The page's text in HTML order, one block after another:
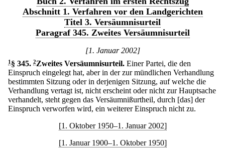
Abschnitt 1. Verfahren vor den Landgerichten
Titel 3. Versäumnisurteil
Paragraf 345. Zweites Versäumnisurteil
[1. Januar 2002]
1 § 345. 2Zweites Versäumnisurteil. Einer Partei, die den
Einspruch eingelegt hat, aber in der zur mündlichen Verhandlung
bestimmten Sitzung oder in derjenigen Sitzung, auf welche die
Verhandlung vertagt ist, nicht erscheint oder nicht zur Hauptsache
verhandelt, steht gegen das Versäumnißurtheil, durch [das] der
Einspruch verworfen wird, ein weiterer Einspruch nicht zu.
[1. Oktober 1950–1. Januar 2002]
[1. Januar 1900–1. Oktober 1950]